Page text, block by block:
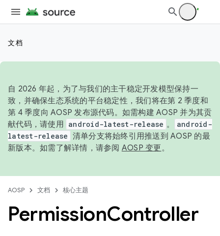
文档
自 2026 年起，为了与我们的主干稳定开发模型保持一
致，并确保生态系统的平台稳定性，我们将在第 2 季度和
第 4 季度向 AOSP 发布源代码。如需构建 AOSP 并为其贡
献代码，请使用 android-latest-release 。
android-
latest-release 清单分支将始终引用推送到 AOSP 的最
新版本。如需了解详情，请参阅 AOSP 变更。
AOSP 文档 核心主题
PermissionController